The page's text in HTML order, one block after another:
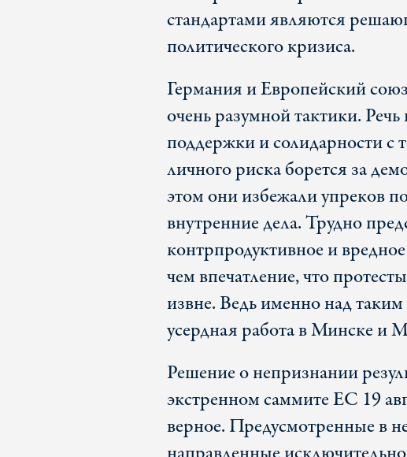
стандартами являются
политического кризиса.
Германия и Европейский
очень разумной тактики.
поддержки и солидарности с
личного риска борется за
этом они избежали упреков
внутренние дела. Трудно
контрпродуктивное и
чем впечатление, что
извне. Ведь именно над
усердная работа в Минске и
Решение о непризнании
экстренном саммите ЕС 19
верное. Предусмотренные в